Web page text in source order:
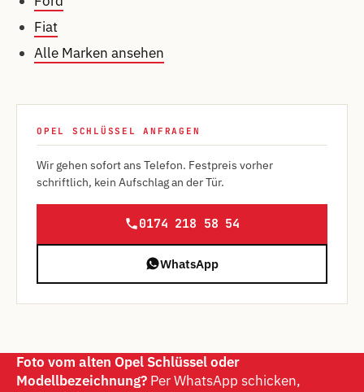
Fiat
Alle Marken ansehen
OPEL SCHLÜSSEL ANFRAGEN
Wir gehen sofort ans Telefon. Festpreis vorher
schriftlich, kein Aufschlag an der Tür.
0174 218 58 54
WhatsApp
Foto vom alten Opel Schlüssel oder
Modellbezeichnung? Per WhatsApp schicken,